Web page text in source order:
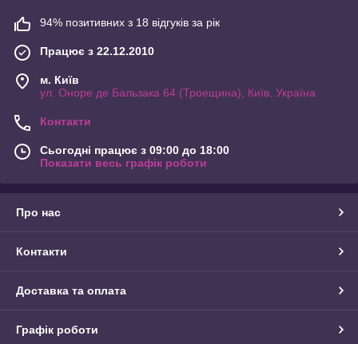
94% позитивних з 18 відгуків за рік
Працює з 22.12.2010
м. Київ
ул. Оноре де Бальзака 64 (Троещина), Київ, Україна
Контакти
Сьогодні працює з 09:00 до 18:00
Показати весь графік роботи
Про нас
Контакти
Доставка та оплата
Графік роботи